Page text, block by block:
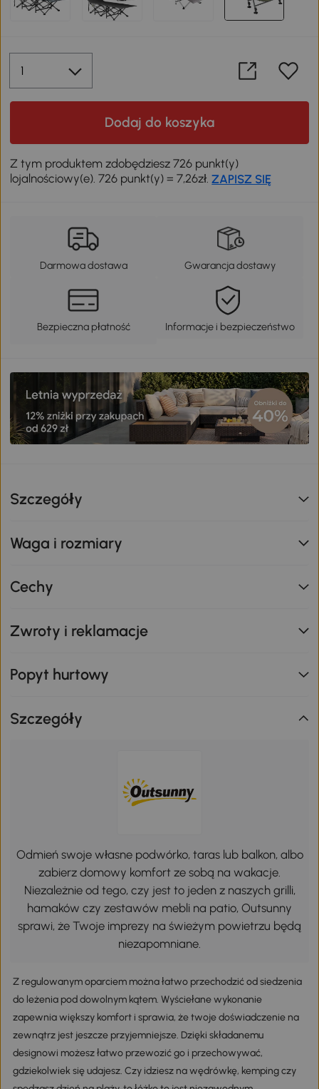
Dodaj do koszyka
Z tym produktem zdobędziesz 726 punkt(y)
lojalnościowy(e). 726 punkt(y) = 7,26zł.ZAPISZ SIĘ
Darmowa dostawa Gwarancja dostawy
Bezpieczna płatność Informacje i bezpieczeństwo
Szczegóły
Waga i rozmiary
Cechy
Zwroty i reklamacje
Popyt hurtowy
Szczegóły
Odmień swoje własne podwórko, taras lub balkon, albo
zabierz domowy komfort ze sobą na wakacje.
Niezależnie od tego, czy jest to jeden z naszych grilli,
hamaków czy zestawów mebli na patio, Outsunny
sprawi, że Twoje imprezy na świeżym powietrzu będą
niezapomniane.
Z regulowanym oparciem można łatwo przechodzić od siedzenia
do leżenia pod dowolnym kątem. Wyściełane wykonanie
zapewnia większy komfort i sprawia, że twoje doświadczenie na
zewnątrz jest jeszcze przyjemniejsze. Dzięki składanemu
designowi możesz łatwo przewozić go i przechowywać,
gdziekolwiek się udajesz. Czy idziesz na wędrówkę, kemping czy